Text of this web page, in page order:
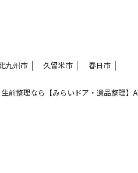
九州市 久留米市 春日市
整理なら【みらいドア・遺品整理】